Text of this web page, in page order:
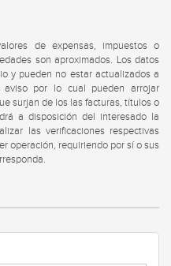
de expensas, impuestos o
son aproximados. Los datos
y pueden no estar actualizados a
por lo cual pueden arrojar
surjan de los las facturas, títulos o
a disposición del interesado la
las verificaciones respectivas
operación, requiriendo por sí o sus